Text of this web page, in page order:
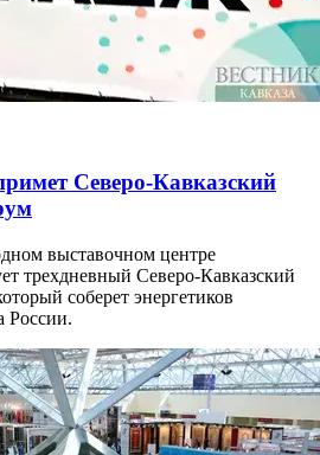
Северо-Кавказский
выставочном центре
трехдневный Северо-Кавказский
соберет энергетиков
России.